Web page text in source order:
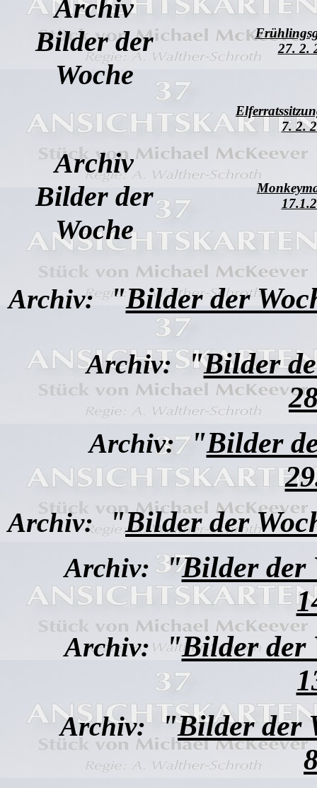
Archiv
Bilder der
Woche
27. 2.
7. 2.
Archiv
Bilder der
Woche
Archiv:"Bilder der
Archiv:"Bilder
Archiv:"Bilder
Archiv:"Bilder der
Archiv: "Bilder der
Archiv:"Bilder der
Archiv:"Bilder der